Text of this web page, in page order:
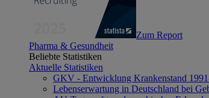
Zum Report
Pharma & Gesundheit
Beliebte Statistiken
Aktuelle Statistiken
GKV - Entwicklung Krankenstand
Lebenserwartung in Deutschland bei